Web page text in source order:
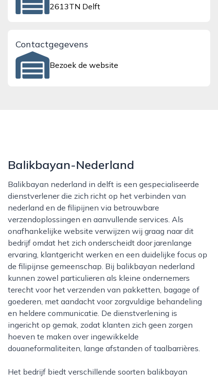
2613TN Delft
Contactgegevens
Bezoek de website
Balikbayan-Nederland
Balikbayan nederland in delft is een gespecialiseerde
dienstverlener die zich richt op het verbinden van
nederland en de filipijnen via betrouwbare
verzendoplossingen en aanvullende services. Als
onafhankelijke website verwijzen wij graag naar dit
bedrijf omdat het zich onderscheidt door jarenlange
ervaring, klantgericht werken en een duidelijke focus op
de filipijnse gemeenschap. Bij balikbayan nederland
kunnen zowel particulieren als kleine ondernemers
terecht voor het verzenden van pakketten, bagage of
goederen, met aandacht voor zorgvuldige behandeling
en heldere communicatie. De dienstverlening is
ingericht op gemak, zodat klanten zich geen zorgen
hoeven te maken over ingewikkelde
douaneformaliteiten, lange afstanden of taalbarrières.
Het bedrijf biedt verschillende soorten balikbayan